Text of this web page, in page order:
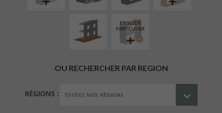
PROCÉDÉ
PARTICULIER
OU RECHERCHER PAR REGION
RÉGIONS :